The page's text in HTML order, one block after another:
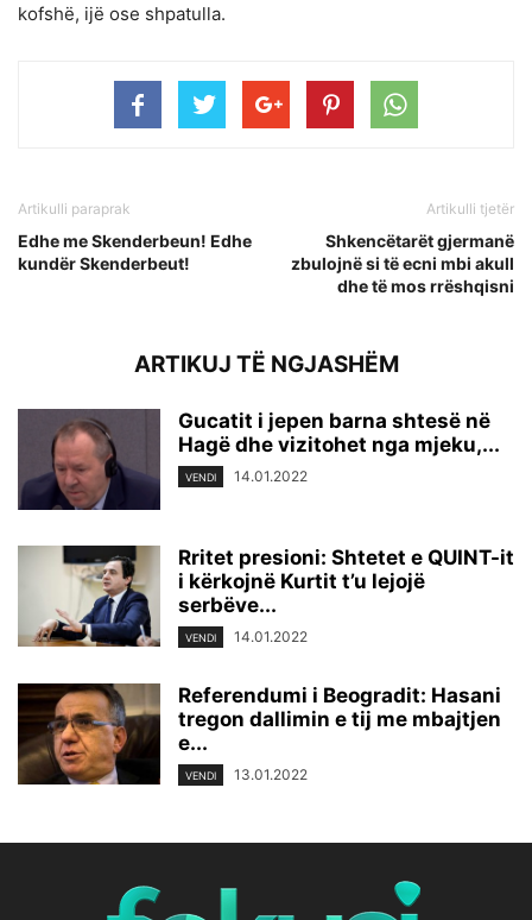
kofshë, ijë ose shpatulla.
Artikulli paraprak
Edhe me Skenderbeun! Edhe
kundër Skenderbeut!
Artikulli tjetër
Shkencëtarët gjermanë
zbulojnë si të ecni mbi akull
dhe të mos rrëshqisni
ARTIKUJ TË NGJASHËM
Gucatit i jepen barna shtesë në
Hagë dhe vizitohet nga mjeku,...
VENDI 14.01.2022
Rritet presioni: Shtetet e QUINT-it
i kërkojnë Kurtit t’u lejojë
serbëve...
VENDI 14.01.2022
Referendumi i Beogradit: Hasani
tregon dallimin e tij me mbajtjen
e...
VENDI 13.01.2022